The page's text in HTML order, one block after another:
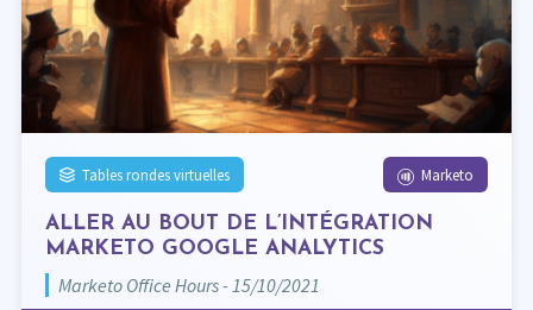
Tables rondes virtuelles Marketo
ALLER AU BOUT DE L’INTÉGRATION
MARKETO GOOGLE ANALYTICS
Marketo Office Hours - 15/10/2021